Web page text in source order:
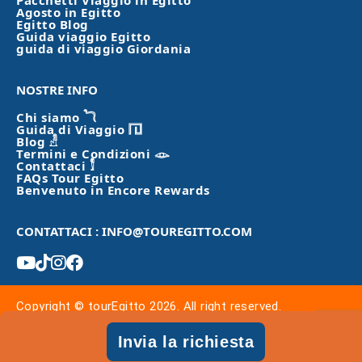
Invia la richiesta
Agosto in Egitto
Egitto Blog
Guida viaggio Egitto
guida di viaggio Giordania
NOSTRE INFO
Chi siamo 𓆓
Guida di Viaggio 𓉔
Blog 𓁐
Termini e Condizioni 𓁼
Contattaci 𓀾
FAQs Tour Egitto
Benvenuto in Encore Rewards
CONTATTACI : INFO@TOUREGITTO.COM
Copyright © tourEgitto 2026. All right reserved.